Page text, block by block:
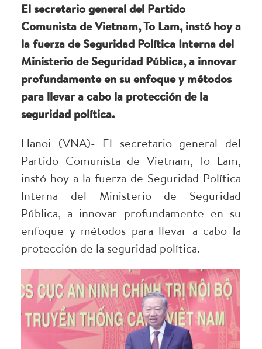
El secretario general del Partido
Comunista de Vietnam, To Lam, instó hoy a
la fuerza de Seguridad Política Interna del
Ministerio de Seguridad Pública, a innovar
profundamente en su enfoque y métodos
para llevar a cabo la protección de la
seguridad política.
Hanoi (VNA)- El secretario general del
Partido Comunista de Vietnam, To Lam,
instó hoy a la fuerza de Seguridad Política
Interna del Ministerio de Seguridad
Pública, a innovar profundamente en su
enfoque y métodos para llevar a cabo la
protección de la seguridad política.